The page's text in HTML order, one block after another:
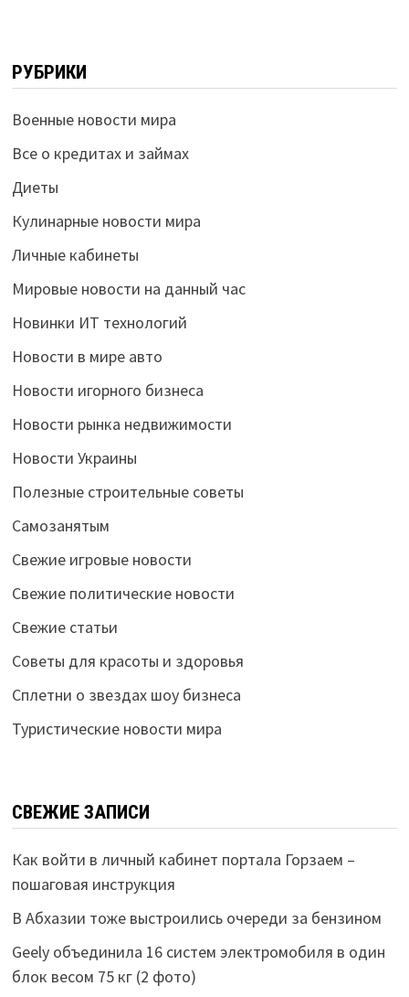
РУБРИКИ
Военные новости мира
Все о кредитах и займах
Диеты
Кулинарные новости мира
Личные кабинеты
Мировые новости на данный час
Новинки ИТ технологий
Новости в мире авто
Новости игорного бизнеса
Новости рынка недвижимости
Новости Украины
Полезные строительные советы
Самозанятым
Свежие игровые новости
Свежие политические новости
Свежие статьи
Советы для красоты и здоровья
Сплетни о звездах шоу бизнеса
Туристические новости мира
СВЕЖИЕ ЗАПИСИ
Как войти в личный кабинет портала Горзаем –
пошаговая инструкция
В Абхазии тоже выстроились очереди за бензином
Geely объединила 16 систем электромобиля в один
блок весом 75 кг (2 фото)